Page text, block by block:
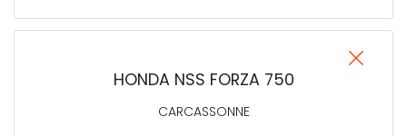
HONDA NSS FORZA 750
CARCASSONNE